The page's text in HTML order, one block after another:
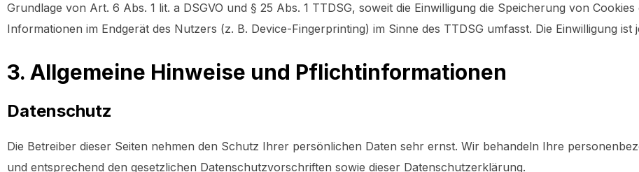
Grundlage von Art. 6 Abs. 1 lit. a DSGVO und § 25 Abs. 1 TTDSG, soweit die Einwilligung die Speicherung von
Informationen im Endgerät des Nutzers (z. B. Device-Fingerprinting) im Sinne des TTDSG umfasst. Die Einwilligung ist
3. Allgemeine Hinweise und Pflicht­informationen
Datenschutz
Die Betreiber dieser Seiten nehmen den Schutz Ihrer persönlichen Daten sehr ernst. Wir behandeln Ihre
und entsprechend den gesetzlichen Datenschutzvorschriften sowie dieser Datenschutzerklärung.